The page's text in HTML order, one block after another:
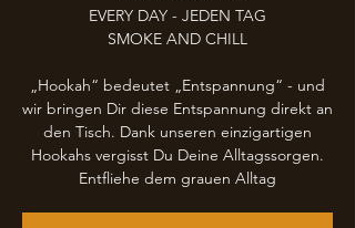
EVERY DAY - JEDEN TAG
SMOKE AND CHILL
„Hookah“ bedeutet „Entspannung“ - und
wir bringen Dir diese Entspannung direkt an
den Tisch. Dank unseren einzigartigen
Hookahs vergisst Du Deine Alltagssorgen.
Entfliehe dem grauen Alltag